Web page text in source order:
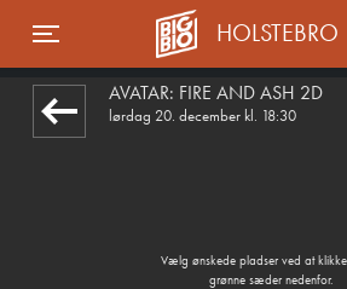
Toggle navigation
HOLSTEBRO
AVATAR: FIRE AND ASH 2D
lørdag 20. december kl. 18:30
Vælg ønskede pladser ved at
grønne sæder nedenfor.
1step-front02 093544